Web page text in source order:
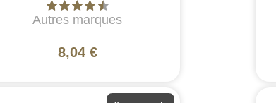
Autres marques
8,04 €